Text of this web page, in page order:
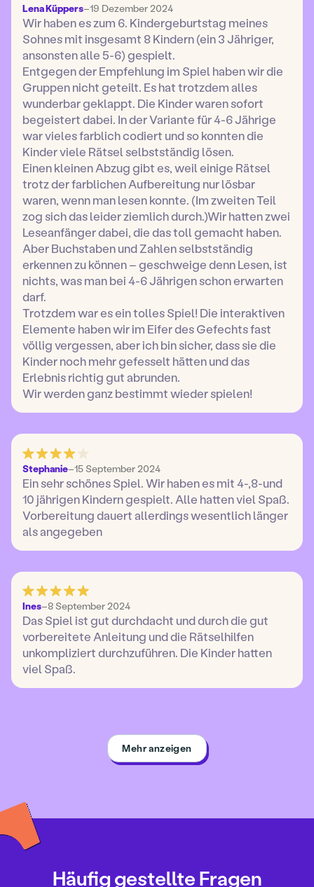
Lena Küppers–19 Dezember 2024
Wir haben es zum 6. Kindergeburtstag meines
Sohnes mit insgesamt 8 Kindern (ein 3 Jähriger,
ansonsten alle 5-6) gespielt.
Entgegen der Empfehlung im Spiel haben wir die
Gruppen nicht geteilt. Es hat trotzdem alles
wunderbar geklappt. Die Kinder waren sofort
begeistert dabei. In der Variante für 4-6 Jährige
war vieles farblich codiert und so konnten die
Kinder viele Rätsel selbstständig lösen.
Einen kleinen Abzug gibt es, weil einige Rätsel
trotz der farblichen Aufbereitung nur lösbar
waren, wenn man lesen konnte. (Im zweiten Teil
zog sich das leider ziemlich durch.)Wir hatten zwei
Leseanfänger dabei, die das toll gemacht haben.
Aber Buchstaben und Zahlen selbstständig
erkennen zu können – geschweige denn Lesen, ist
nichts, was man bei 4-6 Jährigen schon erwarten
darf.
Trotzdem war es ein tolles Spiel! Die interaktiven
Elemente haben wir im Eifer des Gefechts fast
völlig vergessen, aber ich bin sicher, dass sie die
Kinder noch mehr gefesselt hätten und das
Erlebnis richtig gut abrunden.
Wir werden ganz bestimmt wieder spielen!
Stephanie–15 September 2024
Ein sehr schönes Spiel. Wir haben es mit 4-,8-und
10 jährigen Kindern gespielt. Alle hatten viel Spaß.
Vorbereitung dauert allerdings wesentlich länger
als angegeben
Ines–8 September 2024
Das Spiel ist gut durchdacht und durch die gut
vorbereitete Anleitung und die Rätselhilfen
unkompliziert durchzuführen. Die Kinder hatten
viel Spaß.
Mehr anzeigen
Häufig gestellte Fragen